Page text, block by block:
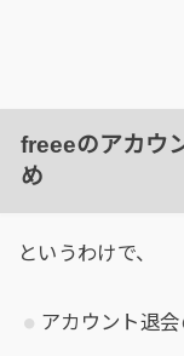
freeeのアカウ
め
というわけで、
アカウント退